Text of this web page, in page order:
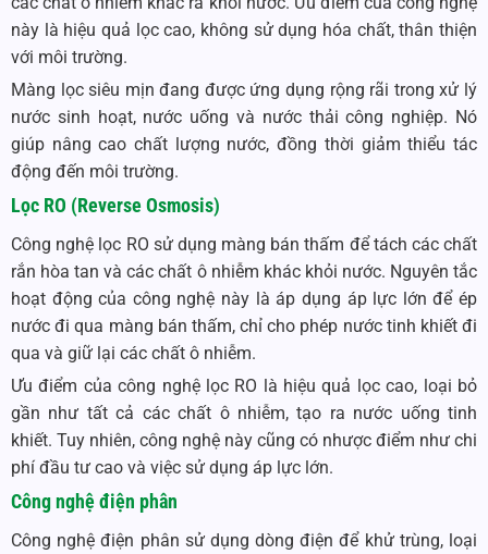
này là hiệu quả lọc cao, không sử dụng hóa chất, thân thiện
với môi trường.
Màng lọc siêu mịn đang được ứng dụng rộng rãi trong xử lý
nước sinh hoạt, nước uống và nước thải công nghiệp. Nó
giúp nâng cao chất lượng nước, đồng thời giảm thiểu tác
động đến môi trường.
Lọc RO (Reverse Osmosis)
Công nghệ lọc RO sử dụng màng bán thấm để tách các chất
rắn hòa tan và các chất ô nhiễm khác khỏi nước. Nguyên tắc
hoạt động của công nghệ này là áp dụng áp lực lớn để ép
nước đi qua màng bán thấm, chỉ cho phép nước tinh khiết đi
qua và giữ lại các chất ô nhiễm.
Ưu điểm của công nghệ lọc RO là hiệu quả lọc cao, loại bỏ
gần như tất cả các chất ô nhiễm, tạo ra nước uống tinh
khiết. Tuy nhiên, công nghệ này cũng có nhược điểm như chi
phí đầu tư cao và việc sử dụng áp lực lớn.
Công nghệ điện phân
Công nghệ điện phân sử dụng dòng điện để khử trùng, loại